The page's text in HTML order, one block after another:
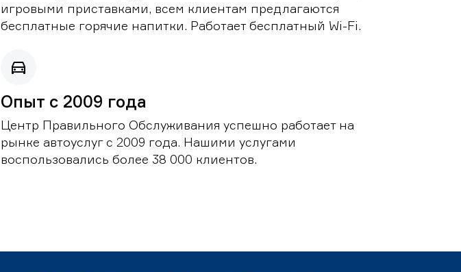
игровыми приставками, всем клиентам предлагаются
бесплатные горячие напитки. Работает бесплатный Wi-Fi.
Опыт с 2009 года
Центр Правильного Обслуживания успешно работает на
рынке автоуслуг с 2009 года. Нашими услугами
воспользовались более 38 000 клиентов.